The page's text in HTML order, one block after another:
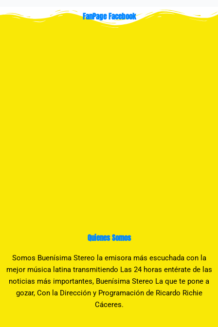
FanPage Facebook
Quienes Somos
Somos Buenísima Stereo la emisora más escuchada con la
mejor música latina transmitiendo Las 24 horas entérate de las
noticias más importantes, Buenísima Stereo La que te pone a
gozar, Con la Dirección y Programación de Ricardo Richie
Cáceres.